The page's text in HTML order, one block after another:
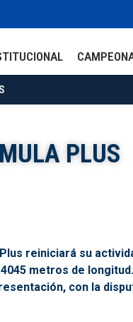
PLUS
reiniciará su
metros de
con la